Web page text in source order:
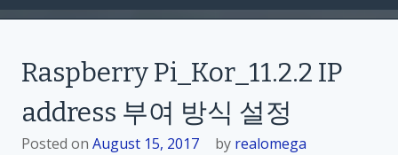
Raspberry Pi_Kor_11.2.2 IP
address 부여 방식 설정
Posted on August 15, 2017 by realomega